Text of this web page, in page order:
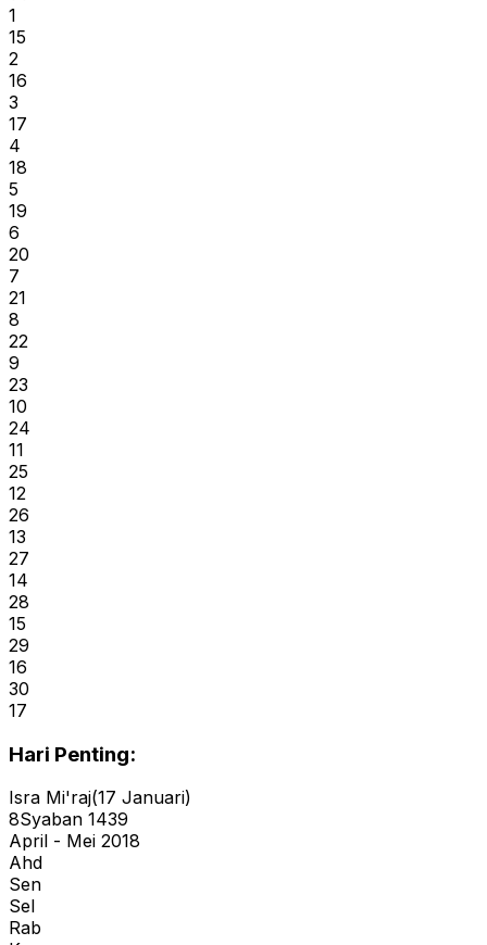
1
15
2
16
3
17
4
18
5
19
6
20
7
21
8
22
9
23
10
24
11
25
12
26
13
27
14
28
15
29
16
30
17
Hari Penting:
Isra Mi'raj(17 Januari)
8Syaban 1439
April - Mei 2018
Ahd
Sen
Sel
Rab